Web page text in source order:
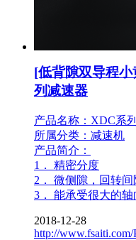
[低背隙双导程
列减速器
产品名称：XDC系
所属分类：减速机
产品简介：
1． 精密分度
2． 微侧隙，回转间
3． 能承受很大的
2018-12-28
http://